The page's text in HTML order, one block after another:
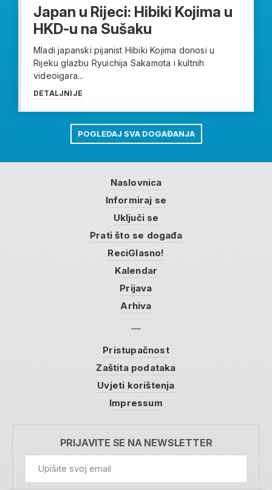
Japan u Rijeci: Hibiki Kojima u
HKD-u na Sušaku
Mladi japanski pijanist Hibiki Kojima donosi u
Rijeku glazbu Ryuichija Sakamota i kultnih
videoigara...
DETALJNIJE
POGLEDAJ SVA DOGAĐANJA
Naslovnica
Informiraj se
Uključi se
Prati što se događa
ReciGlasno!
Kalendar
Prijava
Arhiva
Pristupačnost
Zaštita podataka
Uvjeti korištenja
Impressum
PRIJAVITE SE NA NEWSLETTER